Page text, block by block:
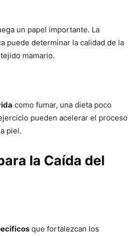
un papel importante. La
puede determinar la calidad de la
mamario.
como fumar, una dieta poco
pueden acelerar el proceso
piel.
la Caída del
que fortalezcan los